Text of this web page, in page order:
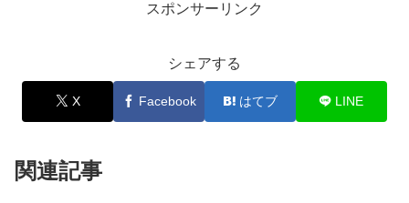
スポンサーリンク
シェアする
X Facebook はてブ LINE
関連記事